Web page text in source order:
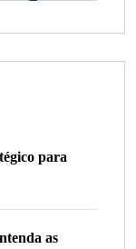
para
as